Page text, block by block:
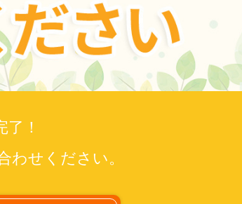
了！
わせください。